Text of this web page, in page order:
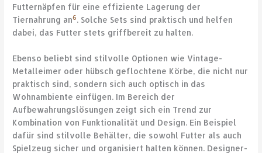
Futternäpfen für eine effiziente Lagerung der
Tiernahrung an6. Solche Sets sind praktisch und helfen
dabei, das Futter stets griffbereit zu halten.
Ebenso beliebt sind stilvolle Optionen wie Vintage-
Metalleimer oder hübsch geflochtene Körbe, die nicht nur
praktisch sind, sondern sich auch optisch in das
Wohnambiente einfügen. Im Bereich der
Aufbewahrungslösungen zeigt sich ein Trend zur
Kombination von Funktionalität und Design. Ein Beispiel
dafür sind stilvolle Behälter, die sowohl Futter als auch
Spielzeug sicher und organisiert halten können. Designer-